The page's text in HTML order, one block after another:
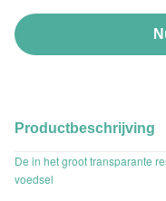
Productbeschrijving
De in het groot transparante
voedsel